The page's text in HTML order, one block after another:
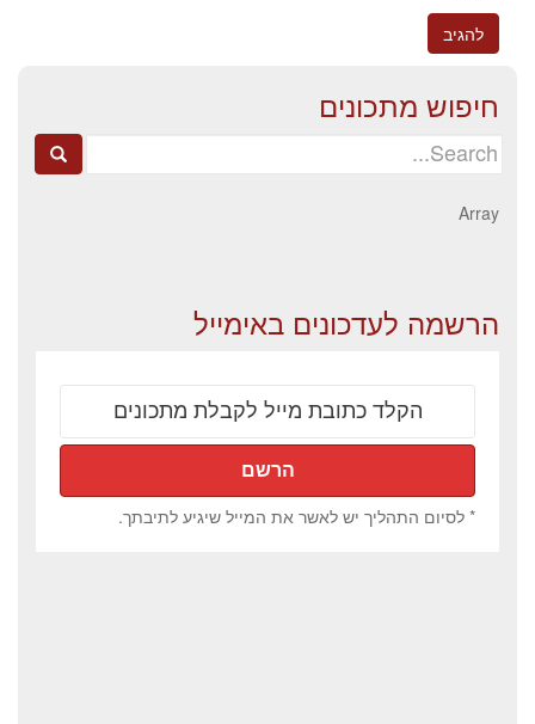
חיפוש מתכונים
Search
Array
הרשמה לעדכונים באימייל
* לסיום התהליך יש לאשר את המייל שיגיע לתיבתך.